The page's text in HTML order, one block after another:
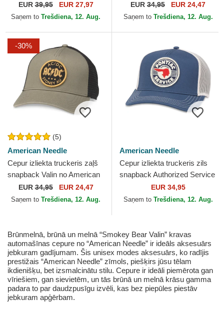
American Needle
EUR39,95 EUR 27,97
Saņem to Trešdiena, 12. Aug.
no American Needle
EUR 34,95 EUR 24,47
Saņem to Trešdiena, 12. Aug.
-30%
(5)
American Needle
Cepur izliekta truckeris zaļš
snapback Valin no American
Needle
EUR34,95 EUR 24,47
Saņem to Trešdiena, 12. Aug.
American Needle
Cepur izliekta truckeris zils
snapback Authorized Service
Valin no American Needle
EUR 34,95
Saņem to Trešdiena, 12. Aug.
Brūnmelnā, brūnā un melnā “Smokey Bear Valin” kravas
automašīnas cepure no “American Needle” ir ideāls aksesuārs
jebkuram gadījumam. Šis unisex modes aksesuārs, ko radījis
prestižais “American Needle” zīmols, piešķirs jūsu tēlam
ikdienišķu, bet izsmalcinātu stilu. Cepure ir ideāli piemērota gan
vīriešiem, gan sievietēm, un tās brūnā un melnā krāsu gamma
padara to par daudzpusīgu izvēli, kas bez piepūles piestāv
jebkuram apģērbam.